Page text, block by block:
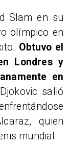
Slam en su
olímpico en
Obtuvo el
Londres y
en
salió
quien
mundial.